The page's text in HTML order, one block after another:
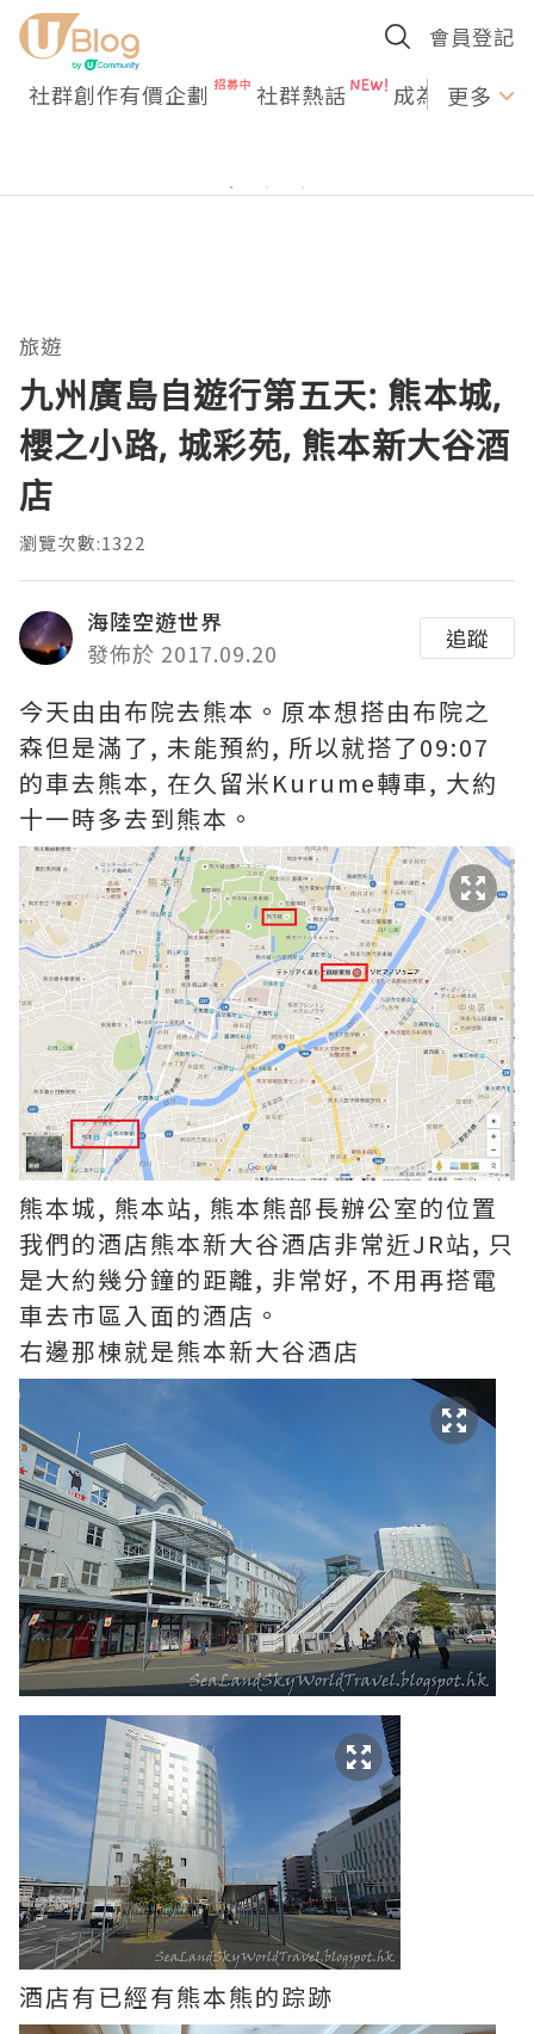
會員登記
社群創作有價企劃 社群熱話 成為U更多
旅遊
九州廣島自遊行第五天: 熊本城,
櫻之小路, 城彩苑, 熊本新大谷酒
店
瀏覽次數:1322
海陸空遊世界
發佈於 2017.09.20
追蹤
今天由由布院去熊本。原本想搭由布院之
森但是滿了, 未能預約, 所以就搭了09:07
的車去熊本, 在久留米Kurume轉車, 大約
十一時多去到熊本。
熊本城, 熊本站, 熊本熊部長辦公室的位置
我們的酒店熊本新大谷酒店非常近JR站, 只
是大約幾分鐘的距離, 非常好, 不用再搭電
車去市區入面的酒店。
右邊那棟就是熊本新大谷酒店
酒店有已經有熊本熊的踪跡